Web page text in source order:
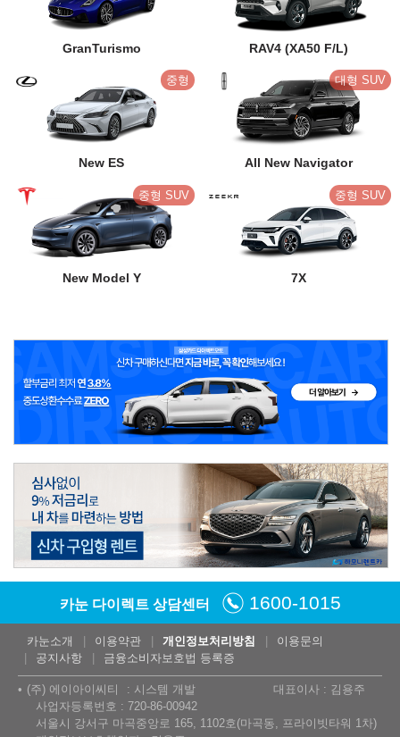
GranTurismo RAV4 (XA50 F/L)
중형
New ES
대형 SUV
All New Navigator
중형 SUV
New Model Y
중형 SUV
7X
카눈 다이렉트 상담센터 1600-1015
카눈소개 이용약관 개인정보처리방침
이용문의
공지사항
금융소비자보호법 등록증
(주) 에이아이씨티 시스템 개발
대표이사 : 김용주
사업자등록번호 : 720-86-00942
서울시 강서구 마곡중앙로 165, 1102호(마곡동, 프라이빗타워 1차)